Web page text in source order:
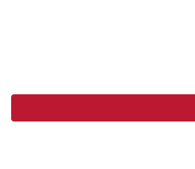
Навигация по разделам команды